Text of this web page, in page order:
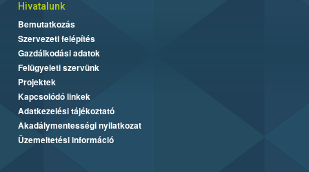
Hivatalunk
Bemutatkozás
Szervezeti felépítés
Gazdálkodási adatok
Felügyeleti szervünk
Projektek
Kapcsolódó linkek
Adatkezelési tájékoztató
Akadálymentességi nyilatkozat
Üzemeltetési információ